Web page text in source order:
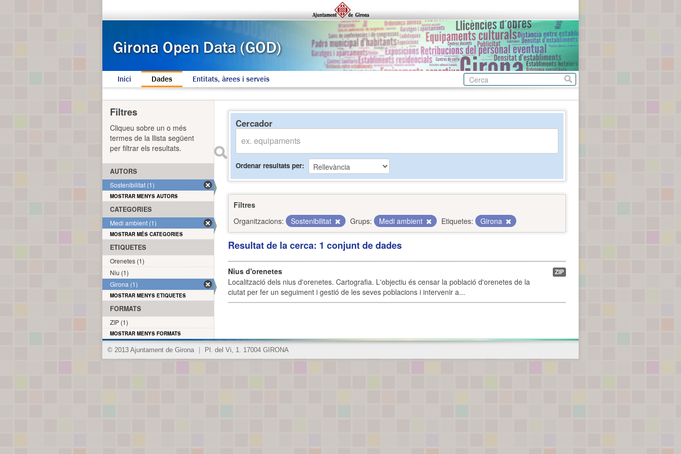
Inici Dades Entitats, àrees i serveis
Cercador
Ordenar resultats per
Filtres
Organitzacions:
Sostenibilitat Grups: Medi ambient Etiquetes: Girona
Resultat de la cerca: 1 conjunt de dades
Nius d'orenetes
Localització dels nius d'orenetes. Cartografia. L'objectiu és censar la població d'orenetes de la
ciutat per fer un seguiment i gestió de les seves poblacions i intervenir a...
ZIP
Filtres
Cliqueu sobre un o més
termes de la llista següent
per filtrar els resultats.
AUTORS
Sostenibilitat (1)
MOSTRAR MENYS AUTORS
CATEGORIES
Medi ambient (1)
MOSTRAR MÉS CATEGORIES
ETIQUETES
Orenetes (1)
Niu (1)
Girona (1)
MOSTRAR MENYS ETIQUETES
FORMATS
ZIP (1)
MOSTRAR MENYS FORMATS
© 2013 Ajuntament de Girona Pl. del Vi, 1. 17004 GIRONA